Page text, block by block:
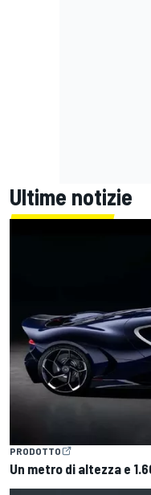
Ultime notizie
PRODOTTO
Un metro di altezza e